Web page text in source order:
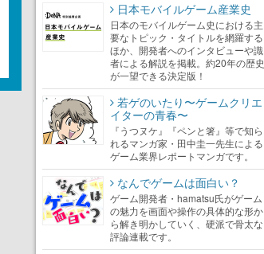
日本モバイルゲーム産業史
日本のモバイルゲーム史における主
要なトピック・タイトルを網羅する
ほか、開発者へのインタビューや識
者による解説を掲載。約20年の歴史
が一望できる決定版！
若ゲのいたり〜ゲームクリエ
イターの青春〜
『うつヌケ』『ペンと箸』等で知ら
れるマンガ家・田中圭一先生による
ゲーム業界レポートマンガです。
なんでゲームは面白い？
ゲーム開発者・hamatsu氏がゲーム
の魅力を画面や操作の具体的な形か
ら解き明かしていく、硬派で骨太な
評論連載です。